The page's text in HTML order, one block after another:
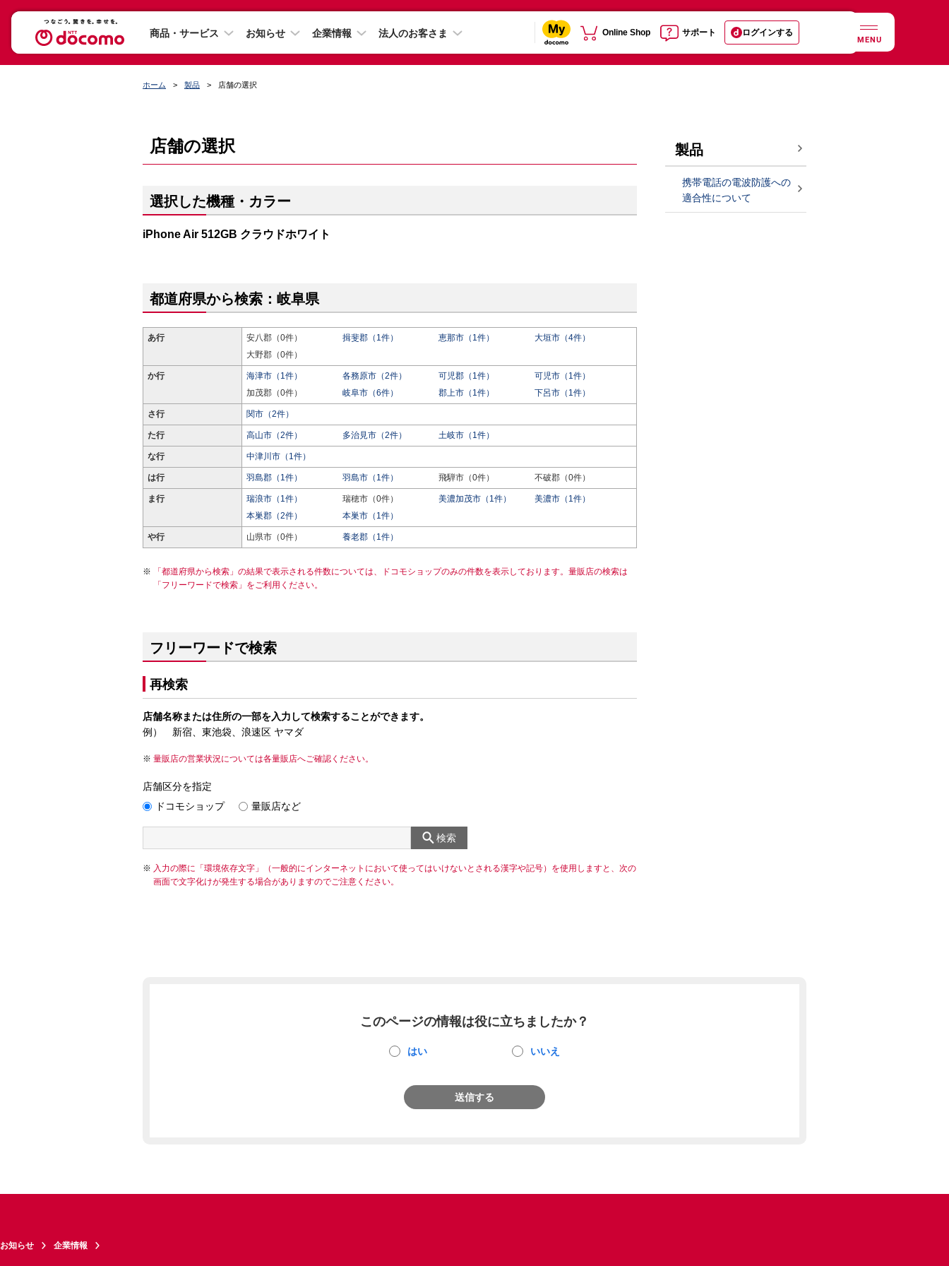
商品・サービス お知らせ 企業情報 法人のお客さま Online Shop サポート ログインする
MENU
ホーム 製品 店舗の選択
店舗の選択
選択した機種・カラー
iPhone Air 512GB クラウドホワイト
都道府県から検索：岐阜県
あ行 安八郡（0件） 揖斐郡（1件） 恵那市（1件）
大垣市（4件）
大野郡（0件）
か行 海津市（1件） 各務原市（2件） 可児郡（1件）
可児市（1件）
加茂郡（0件）
岐阜市（6件） 郡上市（1件） 下呂市（1件）
さ行 関市（2件）
た行 高山市（2件） 多治見市（2件） 土岐市（1件）
な行 中津川市（1件）
は行 羽島郡（1件） 羽島市（1件） 飛騨市（0件） 不破郡（0件）
ま行 瑞浪市（1件） 瑞穂市（0件） 美濃加茂市（1件）
美濃市（1件）
本巣郡（2件）
本巣市（1件）
や行 山県市（0件） 養老郡（1件）
「都道府県から検索」の結果で表示される件数については、ドコモショップのみの件数を表示しております。量販店の検索は
「フリーワードで検索」をご利用ください。
フリーワードで検索
再検索
店舗名称または住所の一部を入力して検索することができます。
例） 新宿、東池袋、浪速区 ヤマダ
量販店の営業状況については各量販店へご確認ください。
店舗区分を指定
ドコモショップ
量販店など
検索
入力の際に「環境依存文字」（一般的にインターネットにおいて使ってはいけないとされる漢字や記号）を使用しますと、次の
画面で文字化けが発生する場合がありますのでご注意ください。
製品
携帯電話の電波防護への
適合性について
このページの情報は役に立ちましたか？
はい いいえ
送信する
お知らせ 企業情報